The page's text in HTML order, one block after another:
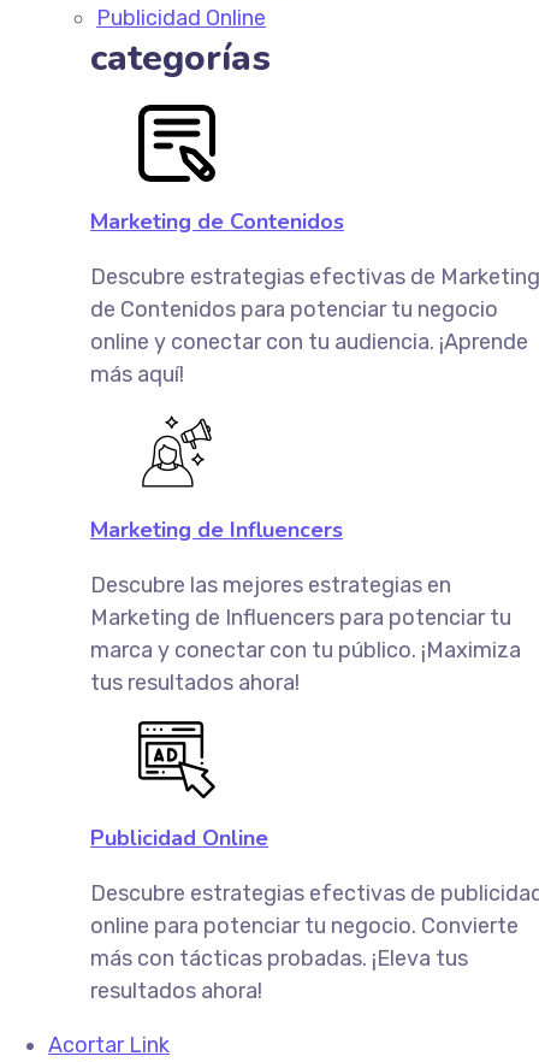
Publicidad Online
categorías
Marketing de Contenidos
Descubre estrategias efectivas de Marketing
de Contenidos para potenciar tu negocio
online y conectar con tu audiencia. ¡Aprende
más aquí!
Marketing de Influencers
Descubre las mejores estrategias en
Marketing de Influencers para potenciar tu
marca y conectar con tu público. ¡Maximiza
tus resultados ahora!
Publicidad Online
Descubre estrategias efectivas de
online para potenciar tu negocio. Convierte
más con tácticas probadas. ¡Eleva tus
resultados ahora!
Acortar Link